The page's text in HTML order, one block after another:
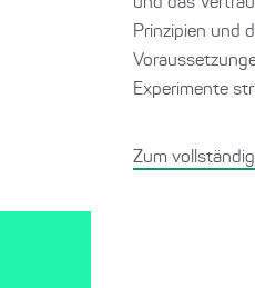
Prinzipien und
Experimente
Zum